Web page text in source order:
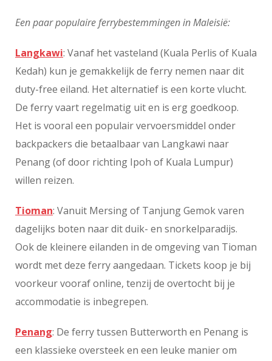
Een paar populaire ferrybestemmingen in Maleisië:
Langkawi: Vanaf het vasteland (Kuala Perlis of Kuala
Kedah) kun je gemakkelijk de ferry nemen naar dit
duty-free eiland. Het alternatief is een korte vlucht.
De ferry vaart regelmatig uit en is erg goedkoop.
Het is vooral een populair vervoersmiddel onder
backpackers die betaalbaar van Langkawi naar
Penang (of door richting Ipoh of Kuala Lumpur)
willen reizen.
Tioman: Vanuit Mersing of Tanjung Gemok varen
dagelijks boten naar dit duik- en snorkelparadijs.
Ook de kleinere eilanden in de omgeving van Tioman
wordt met deze ferry aangedaan. Tickets koop je bij
voorkeur vooraf online, tenzij de overtocht bij je
accommodatie is inbegrepen.
Penang: De ferry tussen Butterworth en Penang is
een klassieke oversteek en een leuke manier om